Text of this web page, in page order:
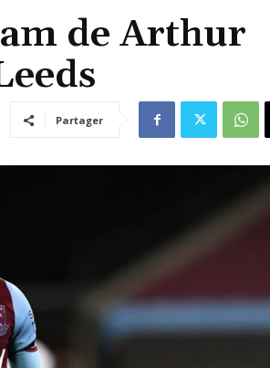
de Arthur
Partager